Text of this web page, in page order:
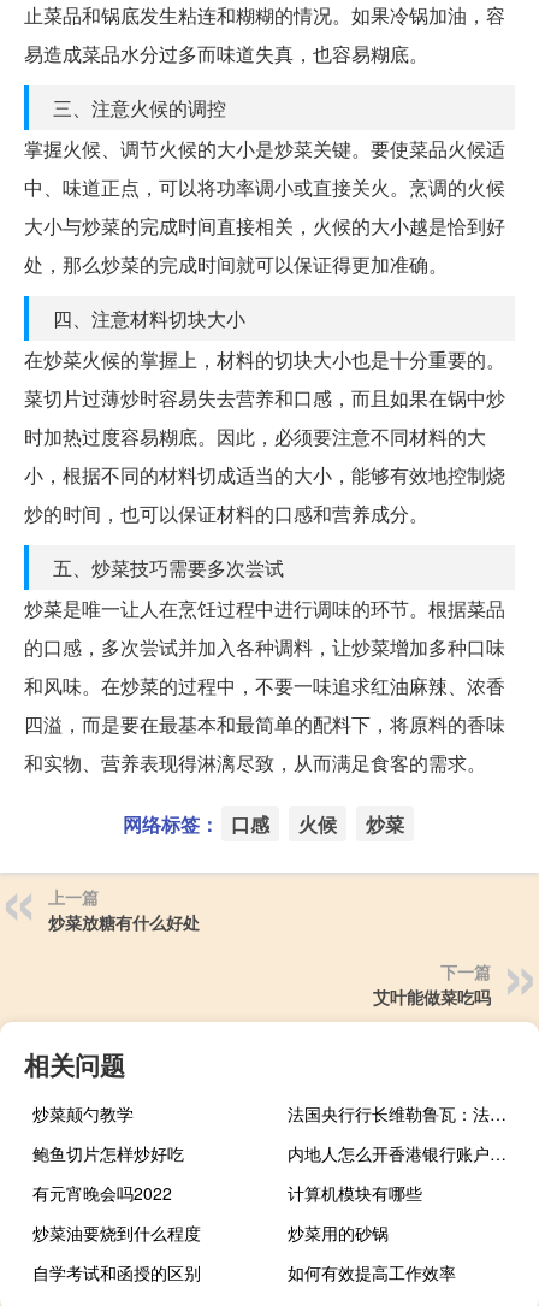
止菜品和锅底发生粘连和糊糊的情况。如果冷锅加油，容
易造成菜品水分过多而味道失真，也容易糊底。
三、注意火候的调控
掌握火候、调节火候的大小是炒菜关键。要使菜品火候适
中、味道正点，可以将功率调小或直接关火。烹调的火候
大小与炒菜的完成时间直接相关，火候的大小越是恰到好
处，那么炒菜的完成时间就可以保证得更加准确。
四、注意材料切块大小
在炒菜火候的掌握上，材料的切块大小也是十分重要的。
菜切片过薄炒时容易失去营养和口感，而且如果在锅中炒
时加热过度容易糊底。因此，必须要注意不同材料的大
小，根据不同的材料切成适当的大小，能够有效地控制烧
炒的时间，也可以保证材料的口感和营养成分。
五、炒菜技巧需要多次尝试
炒菜是唯一让人在烹饪过程中进行调味的环节。根据菜品
的口感，多次尝试并加入各种调料，让炒菜增加多种口味
和风味。在炒菜的过程中，不要一味追求红油麻辣、浓香
四溢，而是要在最基本和最简单的配料下，将原料的香味
和实物、营养表现得淋漓尽致，从而满足食客的需求。
网络标签： 口感 火候 炒菜
上一篇
炒菜放糖有什么好处
下一篇
艾叶能做菜吃吗
相关问题
炒菜颠勺教学
法国央行行长维勒鲁瓦：法国央行预计2023年和2024年的GDP增长率为0.9%
鲍鱼切片怎样炒好吃
内地人怎么开香港银行账户（内地人怎么开香港银行账户）
有元宵晚会吗2022
计算机模块有哪些
炒菜油要烧到什么程度
炒菜用的砂锅
自学考试和函授的区别
如何有效提高工作效率